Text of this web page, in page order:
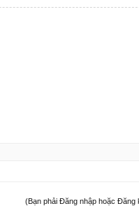
(Bạn phải Đăng nhập hoặc Đăng